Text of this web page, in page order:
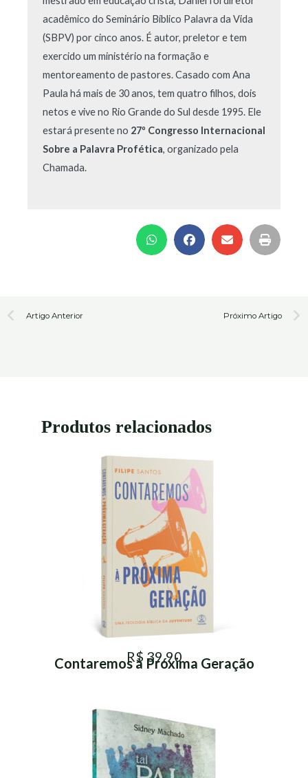
acadêmico do Seminário Bíblico Palavra da Vida
(SBPV) por cinco anos. É autor, preletor e tem
exercido um ministério na formação e
mentoreamento de pastores. Casado com Ana
Paula há mais de 30 anos, tem quatro filhos, dois
netos e vive no Rio Grande do Sul desde 1995. Ele
estará presente no 27º Congresso Internacional
Sobre a Palavra Profética, organizado pela
Chamada.
Prev
Artigo Anterior Próximo Artigo
Produtos relacionados
R$ 39,90
Contaremos à Próxima Geração